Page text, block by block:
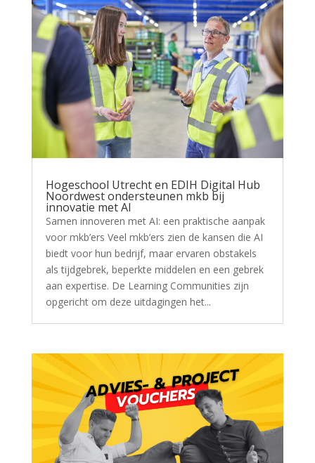
Hogeschool Utrecht en EDIH Digital Hub
Noordwest ondersteunen mkb bij
innovatie met AI
Samen innoveren met AI: een praktische aanpak
voor mkb’ers Veel mkb’ers zien de kansen die AI
biedt voor hun bedrijf, maar ervaren obstakels
als tijdgebrek, beperkte middelen en een gebrek
aan expertise. De Learning Communities zijn
opgericht om deze uitdagingen het...